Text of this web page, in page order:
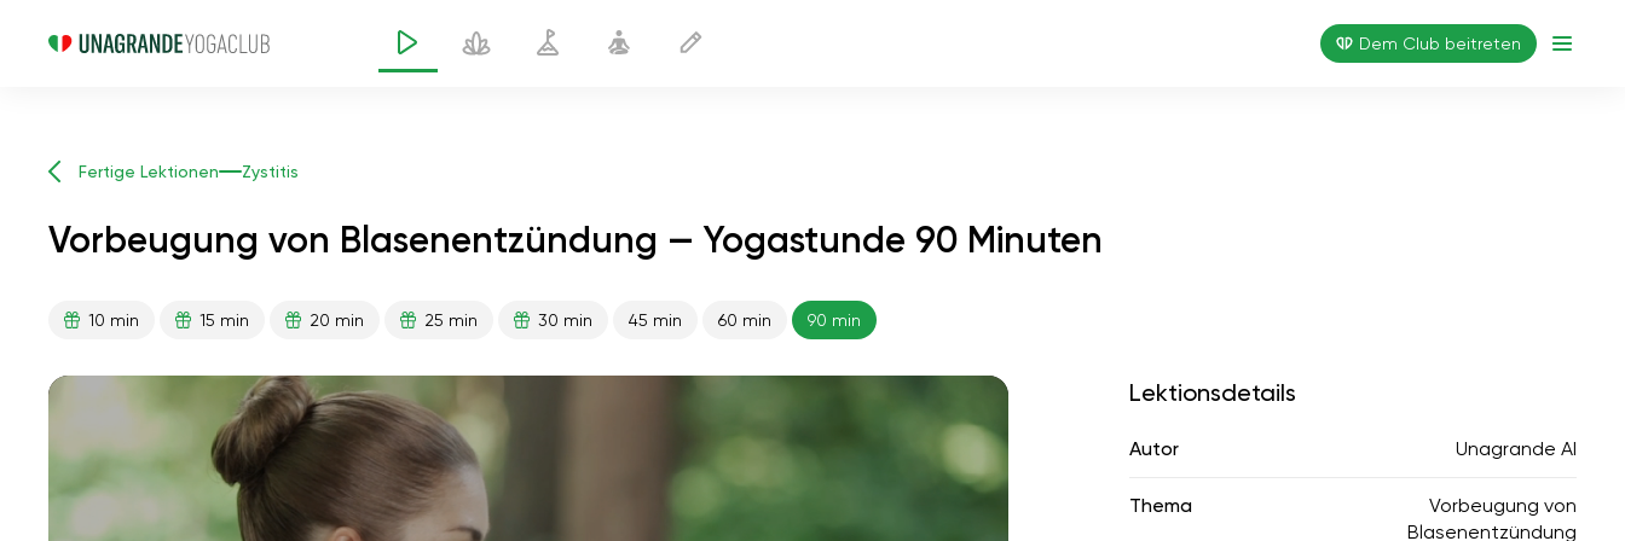
Dem Club beitreten
Fertige Lektionen Zystitis
Vorbeugung von Blasenentzündung — Yogastunde 90 Minuten
10 min 15 min 20 min 25 min 30 min 45 min 60 min 90 min
flucht der seele
Lektionsdetails
Autor Unagrande AI
Thema
Vorbeugung von
Blasenentzündung